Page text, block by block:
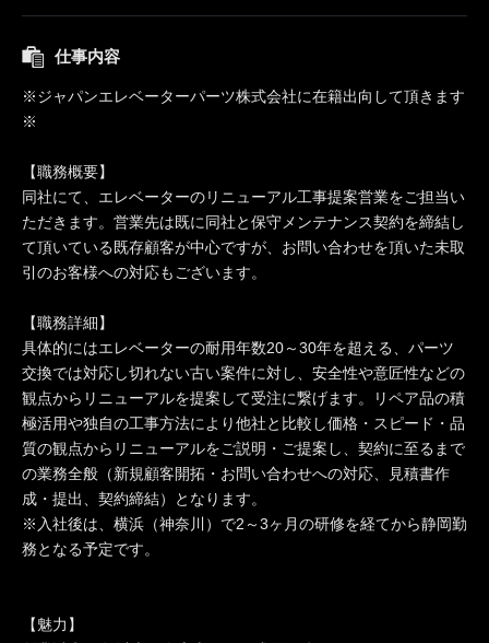
仕事内容
※ジャパンエレベーターパーツ株式会社に在籍出向して頂きます
※
【職務概要】
同社にて、エレベーターのリニューアル工事提案営業をご担当い
ただきます。営業先は既に同社と保守メンテナンス契約を締結し
て頂いている既存顧客が中心ですが、お問い合わせを頂いた未取
引のお客様への対応もございます。
【職務詳細】
具体的にはエレベーターの耐用年数20～30年を超える、パーツ
交換では対応し切れない古い案件に対し、安全性や意匠性などの
観点からリニューアルを提案して受注に繋げます。リペア品の積
極活用や独自の工事方法により他社と比較し価格・スピード・品
質の観点からリニューアルをご説明・ご提案し、契約に至るまで
の業務全般（新規顧客開拓・お問い合わせへの対応、見積書作
成・提出、契約締結）となります。
※入社後は、横浜（神奈川）で2～3ヶ月の研修を経てから静岡勤
務となる予定です。
【魅力】